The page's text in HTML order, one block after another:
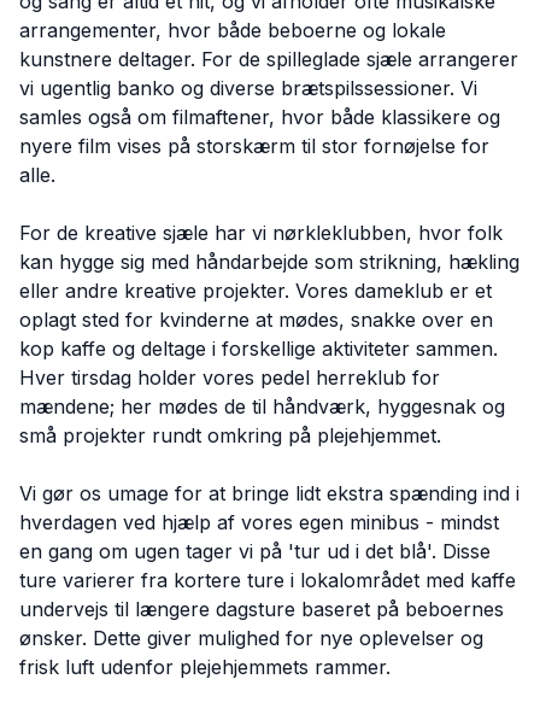
arrangementer, hvor både beboerne og lokale
kunstnere deltager. For de spilleglade sjæle arrangerer
vi ugentlig banko og diverse brætspilssessioner. Vi
samles også om filmaftener, hvor både klassikere og
nyere film vises på storskærm til stor fornøjelse for
alle.
For de kreative sjæle har vi nørkleklubben, hvor folk
kan hygge sig med håndarbejde som strikning, hækling
eller andre kreative projekter. Vores dameklub er et
oplagt sted for kvinderne at mødes, snakke over en
kop kaffe og deltage i forskellige aktiviteter sammen.
Hver tirsdag holder vores pedel herreklub for
mændene; her mødes de til håndværk, hyggesnak og
små projekter rundt omkring på plejehjemmet.
Vi gør os umage for at bringe lidt ekstra spænding ind i
hverdagen ved hjælp af vores egen minibus - mindst
en gang om ugen tager vi på 'tur ud i det blå'. Disse
ture varierer fra kortere ture i lokalområdet med kaffe
undervejs til længere dagsture baseret på beboernes
ønsker. Dette giver mulighed for nye oplevelser og
frisk luft udenfor plejehjemmets rammer.